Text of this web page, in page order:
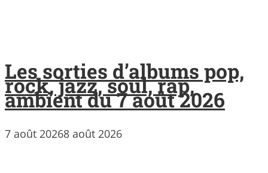
Les sorties d’albums pop,
rock, jazz, soul, rap,
ambient du 7 août 2026
7 août 20268 août 2026